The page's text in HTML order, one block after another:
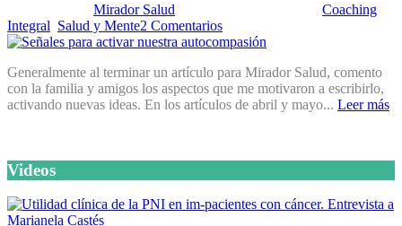
Mirador Salud
Coaching
Integral Salud y Mente2 Comentarios
Generalmente al terminar un artículo para Mirador Salud, comento
con la familia y amigos los aspectos que me motivaron a escribirlo,
activando nuevas ideas. En los artículos de abril y mayo... Leer más
Videos